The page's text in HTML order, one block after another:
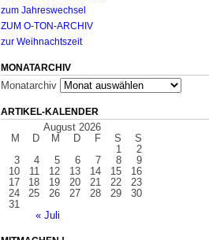
zum Jahreswechsel
ZUM O-TON-ARCHIV
zur Weihnachtszeit
MONATARCHIV
Monatarchiv
ARTIKEL-KALENDER
August 2026
M
D M D F S S
« Juli
1
2
3
4 5 6 7 8
9
10
11 12 13 14 15
16
17
18 19 20 21 22
23
24
25 26 27 28 29
30
31